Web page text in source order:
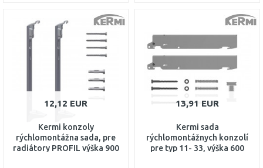
DO KOŠÍKA
Porovnať
DO KOŠÍKA
12,12 EUR
Kermi konzoly
rýchlomontážna sada, pre
radiátory PROFIL výška 900
13,91 EUR
Kermi sada
rýchlomontážnych konzolí
pre typ 11- 33, výška 600